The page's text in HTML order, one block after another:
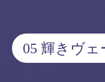
05 輝きヴェ